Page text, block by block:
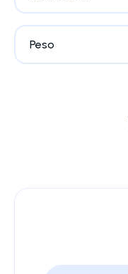
Peso